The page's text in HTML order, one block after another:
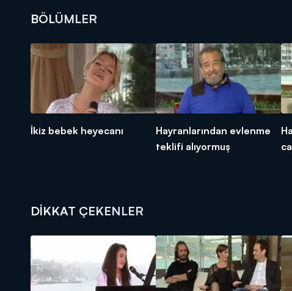
BÖLÜMLER
İkiz bebek heyecanı
Hayranlarından evlenme
teklifi alıyormuş
DİKKAT ÇEKENLER